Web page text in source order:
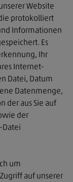
Website
protokolliert
Informationen
Es
Ihr
Internet-
Datei, Datum
Datenmenge,
der aus Sie auf
der
Datei
um
auf unserer